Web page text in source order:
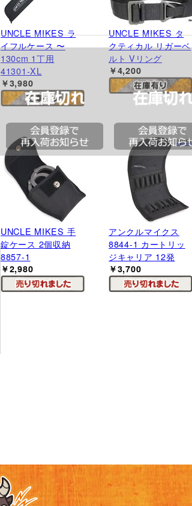
UNCLE MIKES ラ
イフルケース 〜
130cm 1丁用
41301-XL
￥3,980
UNCLE MIKES タ
クティカル リガーベ
ルト Vリング
￥4,200
UNCLE MIKES 手
錠ケース 2個収納
8857-1
￥2,980
アンクルマイクス
8844-1 カートリッ
ジキャリア 12発
￥3,700